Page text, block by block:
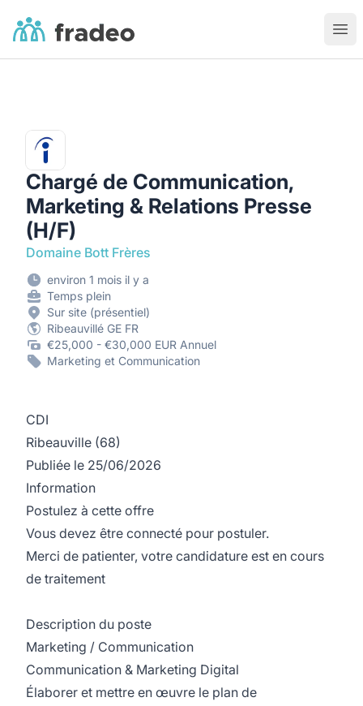
Fradeo
Chargé de Communication,
Marketing & Relations Presse
(H/F)
Domaine Bott Frères
environ 1 mois il y a
Temps plein
Sur site (présentiel)
Ribeauvillé GE FR
€25,000 - €30,000 EUR Annuel
Marketing et Communication
CDI
Ribeauville (68)
Publiée le 25/06/2026
Information
Postulez à cette offre
Vous devez être connecté pour postuler.
Merci de patienter, votre candidature est en cours
de traitement
Description du poste
Marketing / Communication
Communication & Marketing Digital
Élaborer et mettre en œuvre le plan de